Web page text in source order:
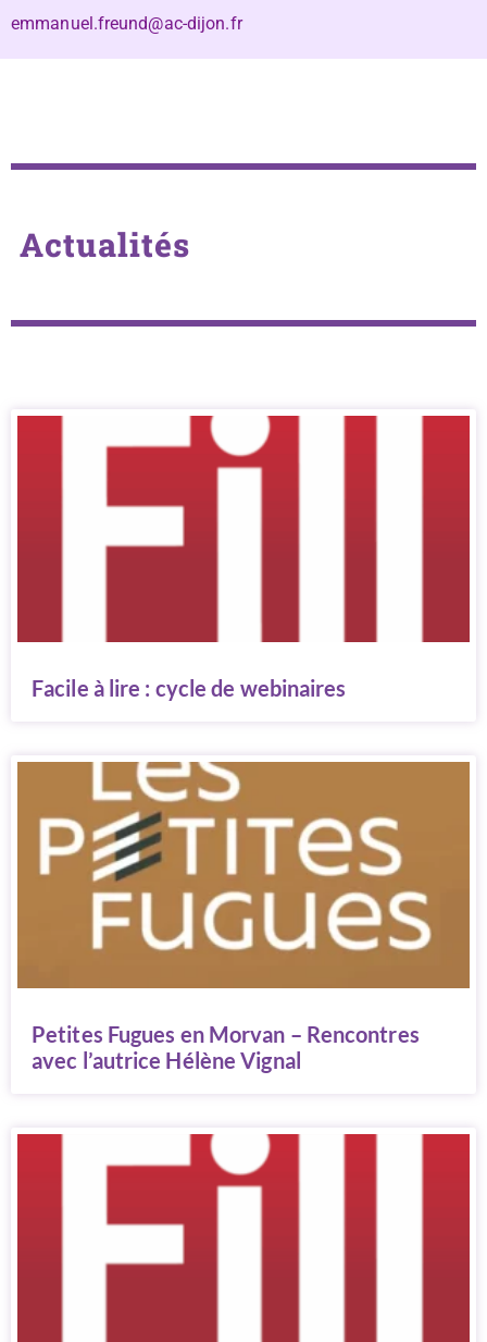
emmanuel.freund@ac-dijon.fr
Actualités
Facile à lire : cycle de webinaires
Petites Fugues en Morvan – Rencontres
avec l’autrice Hélène Vignal